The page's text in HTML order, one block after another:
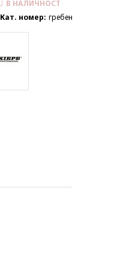
В НАЛИЧНОСТ
Кат. номер: гребен